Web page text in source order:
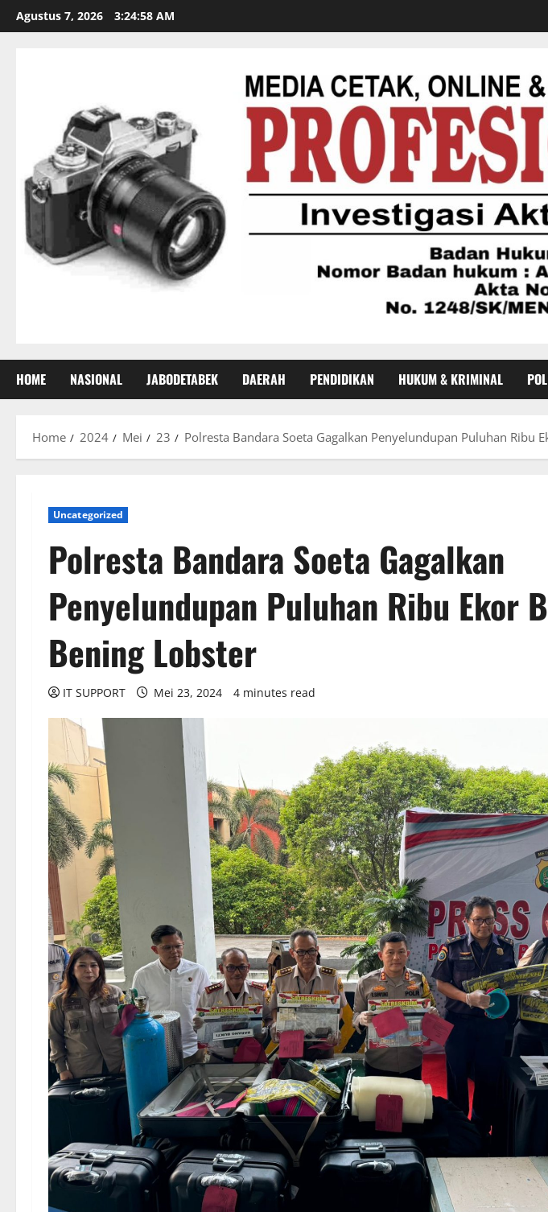
Agustus 7, 2026 3:25:00 AM
HOME NASIONAL JABODETABEK DAERAH PENDIDIKAN HUKUM & KRIMINAL
Home 2024 Mei 23 Polresta Bandara Soeta Gagalkan Penyelundupan Puluhan Ribu
Uncategorized
Polresta Bandara Soeta Gagalkan
Penyelundupan Puluhan Ribu Ekor
Bening Lobster
IT SUPPORT Mei 23, 2024 4 minutes read